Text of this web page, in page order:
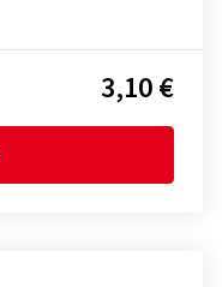
3,10 €